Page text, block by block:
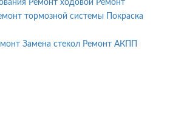
Ремонт ходовой Ремонт
тормозной системы
Покраска
Замена стекол Ремонт АКПП